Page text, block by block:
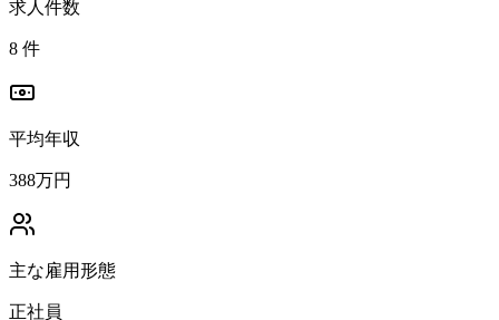
求人件数
8 件
平均年収
388万円
主な雇用形態
正社員